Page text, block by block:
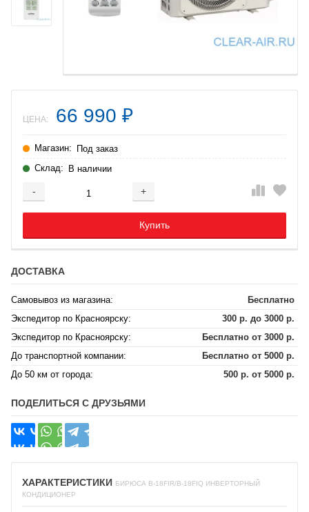
ЦЕНА: 66 990 ₽
Магазин: Под заказ
Склад: В наличии
- +
Добавляется...
Купить
Добавлен
ДОСТАВКА
Самовывоз из магазина:
Бесплатно
Экспедитор по Красноярску:
300 р. до 3000 р.
Экспедитор по Красноярску:
Бесплатно от 3000 р.
До транспортной компании:
Бесплатно от 5000 р.
До 50 км от города:
500 р. от 5000 р.
ПОДЕЛИТЬСЯ С ДРУЗЬЯМИ
ХАРАКТЕРИСТИКИ БИРЮСА B-18FIR/B-18FIQ ИНВЕРТОРНЫЙ
КОНДИЦИОНЕР